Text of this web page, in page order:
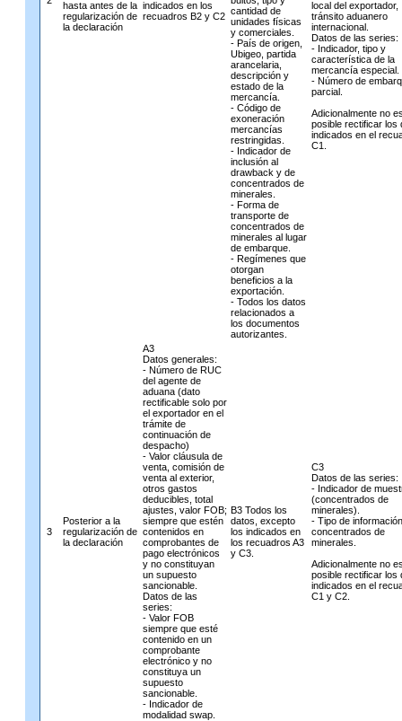
hasta antes de la
regularización de
la declaración
indicados en los
recuadros B2 y C2 cantidad de
unidades físicas
y comerciales.
- País de origen,
Ubigeo, partida
arancelaria,
descripción y
estado de la
mercancía.
- Código de
exoneración
mercancías
restringidas.
- Indicador de
inclusión al
drawback y de
concentrados de
minerales.
- Forma de
transporte de
concentrados de
minerales al lugar
de embarque.
- Regímenes que
otorgan
beneficios a la
exportación.
- Todos los datos
relacionados a
los documentos
autorizantes.
local del exportador,
tránsito aduanero
internacional.
Datos de las series:
- Indicador, tipo y
característica de la
mercancía especial.
- Número de
parcial.
Adicionalmente no
posible rectificar los
indicados en el
C1.
3
Posterior a la
regularización de
la declaración
A3
Datos generales:
- Número de RUC
del agente de
aduana (dato
rectificable solo por
el exportador en el
trámite de
continuación de
despacho)
- Valor cláusula de
venta, comisión de
venta al exterior,
otros gastos
deducibles, total
ajustes, valor FOB;
siempre que estén
contenidos en
comprobantes de
pago electrónicos
y no constituyan
un supuesto
sancionable.
Datos de las
series:
- Valor FOB
siempre que esté
contenido en un
comprobante
electrónico y no
constituya un
supuesto
sancionable.
- Indicador de
modalidad swap.
B3 Todos los
datos, excepto
los indicados en
los recuadros A3
y C3.
C3
Datos de las series:
- Indicador de
(concentrados de
minerales).
- Tipo de
concentrados de
minerales.
Adicionalmente no
posible rectificar los
indicados en el
C1 y C2.